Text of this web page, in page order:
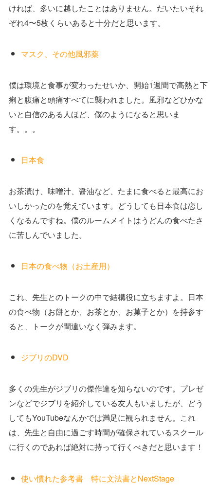
ければ、多いに越したことはありません。だいたいそれ
ぞれ4〜5枚くらいあると十分だと思います。
マスク、その他風邪薬
僕は環境と食事が変わったせいか、開始1週間で高熱と下
痢と腹痛と頭痛すべてに襲われました。風邪などひかな
いと自信のある人ほど、僕のようになると思いま
す。。。
日本食
お茶漬け、味噌汁、醤油など、たまに食べると最高にお
いしかったのを覚えています。どうしても日本食は恋し
くなるんですね。僕のルームメイトはうどんの食べたさ
に苦しんでいました。
日本の食べ物（お土産用）
これ、先生とのトークの中で結構役に立ちますよ。日本
の食べ物（お餅とか、お茶とか、お菓子とか）を持参す
ると、トークが間違いなく弾みます。
ジブリのDVD
多くの先生がジブリの傑作達を知らないのです。プレゼ
ンなどでジブリを紹介している友人もいましたが、どう
してもYouTubeなんかでは満足に観られません。これ
は、先生と自由に過ごす時間が確保されているスクール
に行くのであれば絶対に持って行くべきだと思います！
使い慣れた参考書 特に文法書とNextStage